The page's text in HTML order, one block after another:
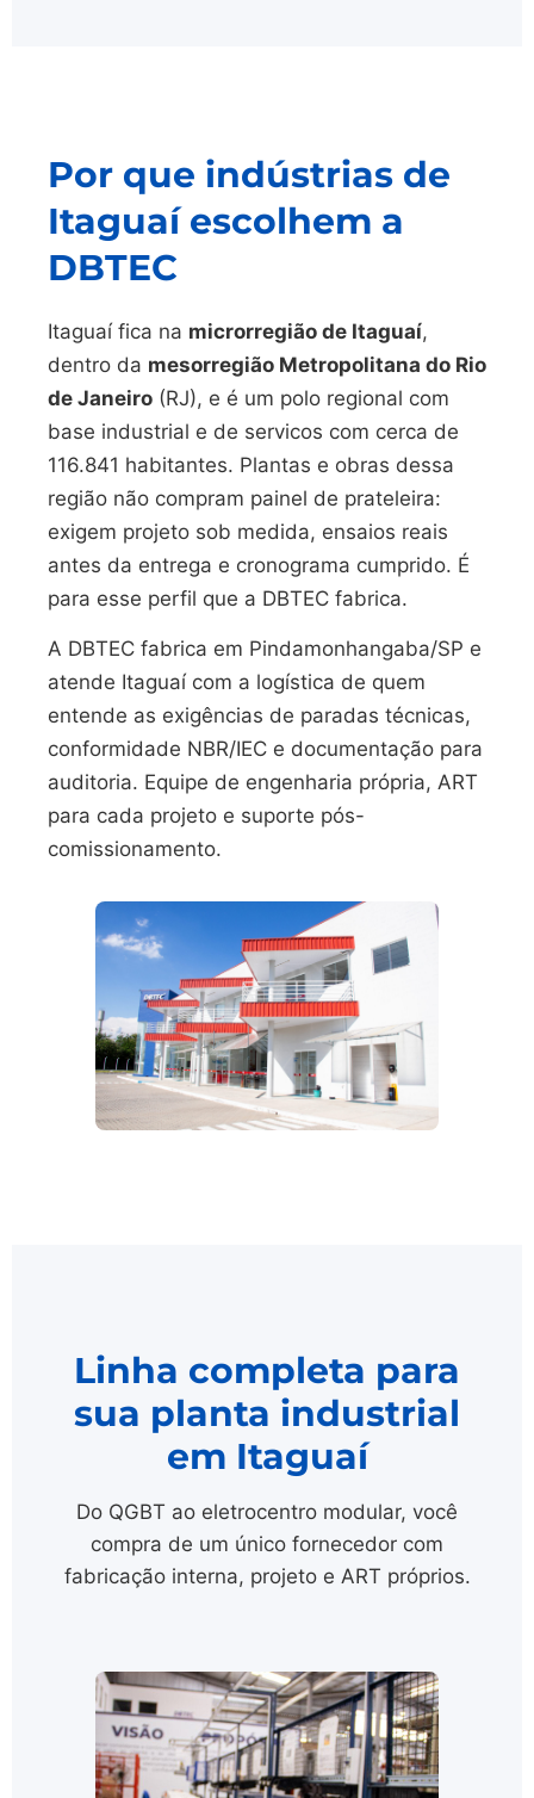
Por que indústrias de
Itaguaí escolhem a
DBTEC
Itaguaí fica na microrregião de Itaguaí,
dentro da mesorregião Metropolitana do Rio
de Janeiro (RJ), e é um polo regional com
base industrial e de servicos com cerca de
116.841 habitantes. Plantas e obras dessa
região não compram painel de prateleira:
exigem projeto sob medida, ensaios reais
antes da entrega e cronograma cumprido. É
para esse perfil que a DBTEC fabrica.
A DBTEC fabrica em Pindamonhangaba/SP e
atende Itaguaí com a logística de quem
entende as exigências de paradas técnicas,
conformidade NBR/IEC e documentação para
auditoria. Equipe de engenharia própria, ART
para cada projeto e suporte pós-
comissionamento.
Linha completa para
sua planta industrial
em Itaguaí
Do QGBT ao eletrocentro modular, você
compra de um único fornecedor com
fabricação interna, projeto e ART próprios.